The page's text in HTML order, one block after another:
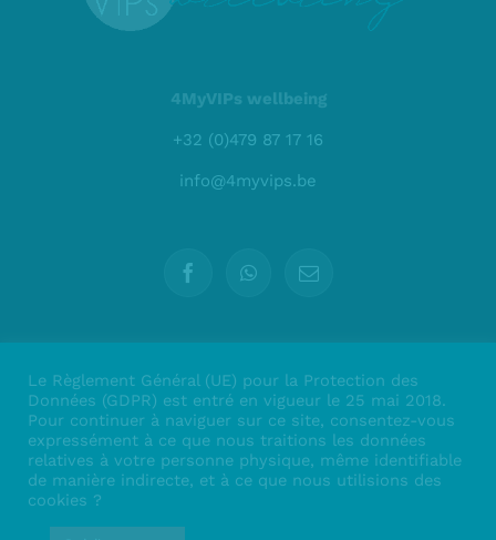
4MyVIPs wellbeing
+32 (0)479 87 17 16
info@4myvips.be
Politique de confidentialité
Le Règlement Général (UE) pour la Protection des
Données (GDPR) est entré en vigueur le 25 mai 2018.
Pour continuer à naviguer sur ce site, consentez-vous
expressément à ce que nous traitions les données
relatives à votre personne physique, même identifiable
de manière indirecte, et à ce que nous utilisions des
cookies ?